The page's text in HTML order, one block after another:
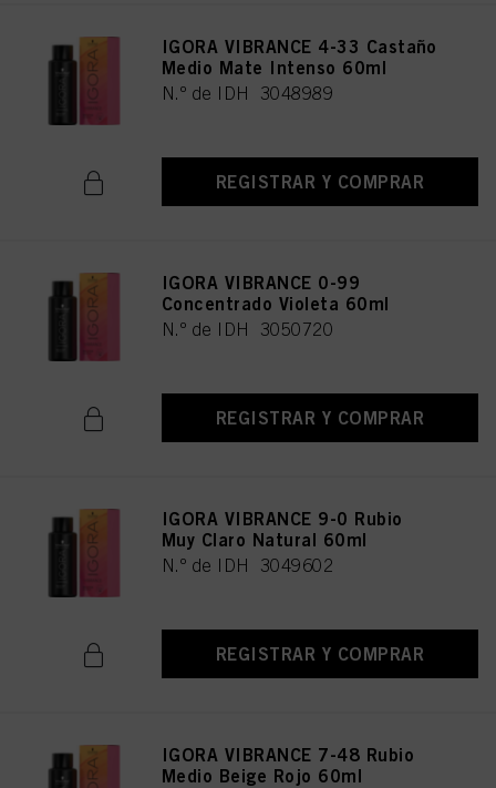
IGORA VIBRANCE 4-33 Castaño
Medio Mate Intenso 60ml
N.º de IDH 3048989
REGISTRAR Y COMPRAR
IGORA VIBRANCE 0-99
Concentrado Violeta 60ml
N.º de IDH 3050720
REGISTRAR Y COMPRAR
IGORA VIBRANCE 9-0 Rubio
Muy Claro Natural 60ml
N.º de IDH 3049602
REGISTRAR Y COMPRAR
IGORA VIBRANCE 7-48 Rubio
Medio Beige Rojo 60ml